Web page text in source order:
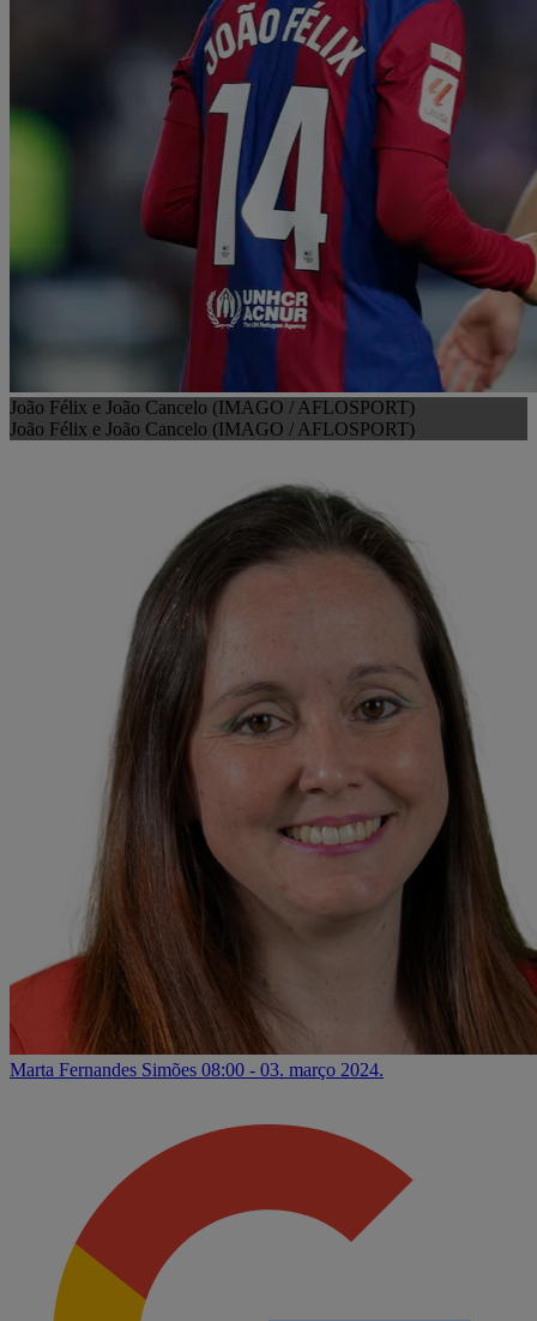
João Félix e João Cancelo (IMAGO / AFLOSPORT)
João Félix e João Cancelo (IMAGO / AFLOSPORT)
Marta Fernandes Simões 08:00 - 03. março 2024.